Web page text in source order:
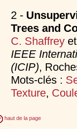
2 -
Trees and
C. Shaffrey
IEEE
(ICIP),
Mots-clés :
Texture,
haut de la page